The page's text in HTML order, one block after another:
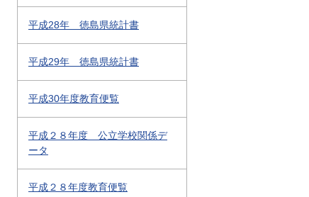
平成28年 徳島県統計書
平成29年 徳島県統計書
平成30年度教育便覧
平成２８年度 公立学校関係デ
ータ
平成２８年度教育便覧